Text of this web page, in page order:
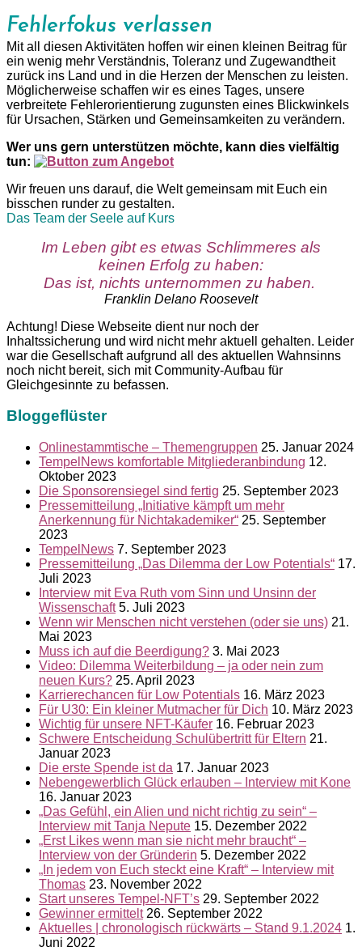
Fehlerfokus verlassen
Mit all diesen Aktivitäten hoffen wir einen kleinen Beitrag für
ein wenig mehr Verständnis, Toleranz und Zugewandtheit
zurück ins Land und in die Herzen der Menschen zu leisten.
Möglicherweise schaffen wir es eines Tages, unsere
verbreitete Fehlerorientierung zugunsten eines Blickwinkels
für Ursachen, Stärken und Gemeinsamkeiten zu verändern.
Wer uns gern unterstützen möchte, kann dies vielfältig
tun:
Wir freuen uns darauf, die Welt gemeinsam mit Euch ein
bisschen runder zu gestalten.
Das Team der Seele auf Kurs
Im Leben gibt es etwas Schlimmeres als
keinen Erfolg zu haben:
Das ist, nichts unternommen zu haben.
Franklin Delano Roosevelt
Achtung! Diese Webseite dient nur noch der
Inhaltssicherung und wird nicht mehr aktuell gehalten. Leider
war die Gesellschaft aufgrund all des aktuellen Wahnsinns
noch nicht bereit, sich mit Community-Aufbau für
Gleichgesinnte zu befassen.
Bloggeflüster
Onlinestammtische – Themengruppen 25. Januar 2024
TempelNews komfortable Mitgliederanbindung 12.
Oktober 2023
Die Sponsorensiegel sind fertig 25. September 2023
Pressemitteilung „Initiative kämpft um mehr
Anerkennung für Nichtakademiker“ 25. September
2023
TempelNews 7. September 2023
Pressemitteilung „Das Dilemma der Low Potentials“ 17.
Juli 2023
Interview mit Eva Ruth vom Sinn und Unsinn der
Wissenschaft 5. Juli 2023
Wenn wir Menschen nicht verstehen (oder sie uns) 21.
Mai 2023
Muss ich auf die Beerdigung? 3. Mai 2023
Video: Dilemma Weiterbildung – ja oder nein zum
neuen Kurs? 25. April 2023
Karrierechancen für Low Potentials 16. März 2023
Für U30: Ein kleiner Mutmacher für Dich 10. März 2023
Wichtig für unsere NFT-Käufer 16. Februar 2023
Schwere Entscheidung Schulübertritt für Eltern 21.
Januar 2023
Die erste Spende ist da 17. Januar 2023
Nebengewerblich Glück erlauben – Interview mit Kone
16. Januar 2023
„Das Gefühl, ein Alien und nicht richtig zu sein“ –
Interview mit Tanja Nepute 15. Dezember 2022
„Erst Likes wenn man sie nicht mehr braucht“ –
Interview von der Gründerin 5. Dezember 2022
„In jedem von Euch steckt eine Kraft“ – Interview mit
Thomas 23. November 2022
Start unseres Tempel-NFT’s 29. September 2022
Gewinner ermittelt 26. September 2022
Aktuelles | chronologisch rückwärts – Stand 9.1.2024 1.
Juni 2022